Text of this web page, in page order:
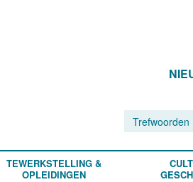
TEWERKSTELLING &
OPLEIDINGEN